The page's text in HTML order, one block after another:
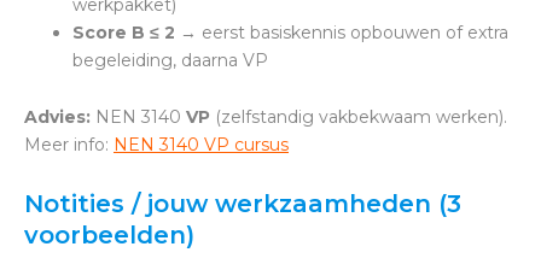
werkpakket)
Score B ≤ 2 → eerst basiskennis opbouwen of extra
begeleiding, daarna VP
Advies: NEN 3140 VP (zelfstandig vakbekwaam werken).
Meer info: NEN 3140 VP cursus
Notities / jouw werkzaamheden (3
voorbeelden)